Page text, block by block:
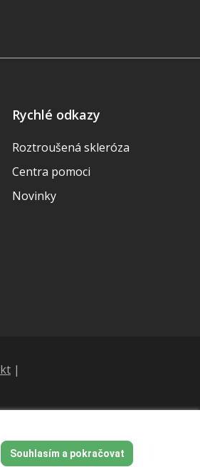
Rychlé odkazy
Roztroušená skleróza
Centra pomoci
Novinky
|
Souhlasím a pokračovat